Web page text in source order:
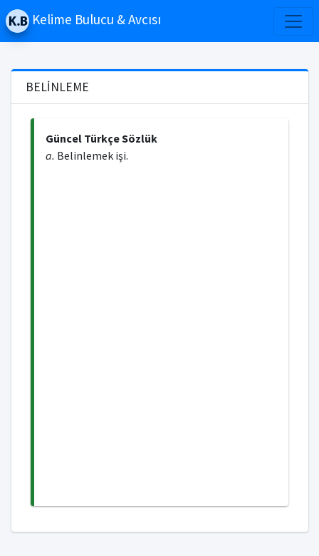
Kelime Bulucu & Avcısı
BELİNLEME
Güncel Türkçe Sözlük
a. Belinlemek işi.